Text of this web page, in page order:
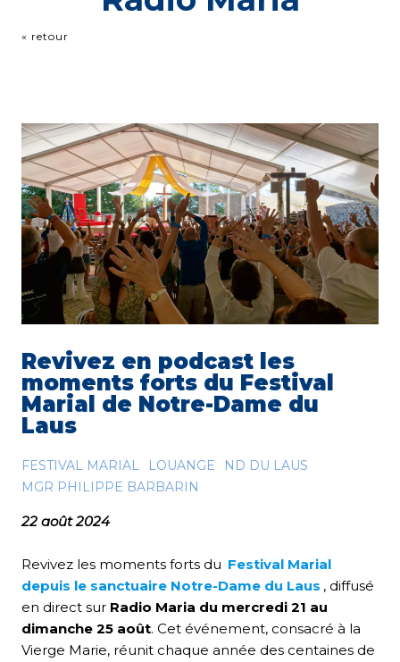
« retour
Revivez en podcast les
moments forts du Festival
Marial de Notre-Dame du
Laus
FESTIVAL MARIAL LOUANGE
ND DU LAUS
MGR PHILIPPE BARBARIN
22 août 2024
Revivez les moments forts du Festival Marial
depuis le sanctuaire Notre-Dame du Laus , diffusé
en direct sur Radio Maria du mercredi 21 au
dimanche 25 août. Cet événement, consacré à la
Vierge Marie, réunit chaque année des centaines de